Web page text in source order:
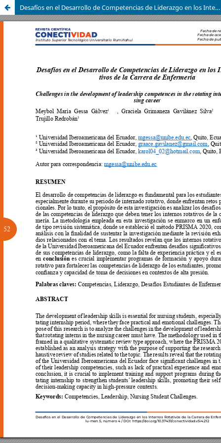
Desafíos en el Desarrollo de Competencias de Liderazgo en los Internos Rotativos de la Carrera de Enfermería